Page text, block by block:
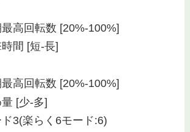
高回転数 [20%-100%]
間 [短-長]
高回転数 [20%-100%]
[少-多]
3(楽らく6モード:6)